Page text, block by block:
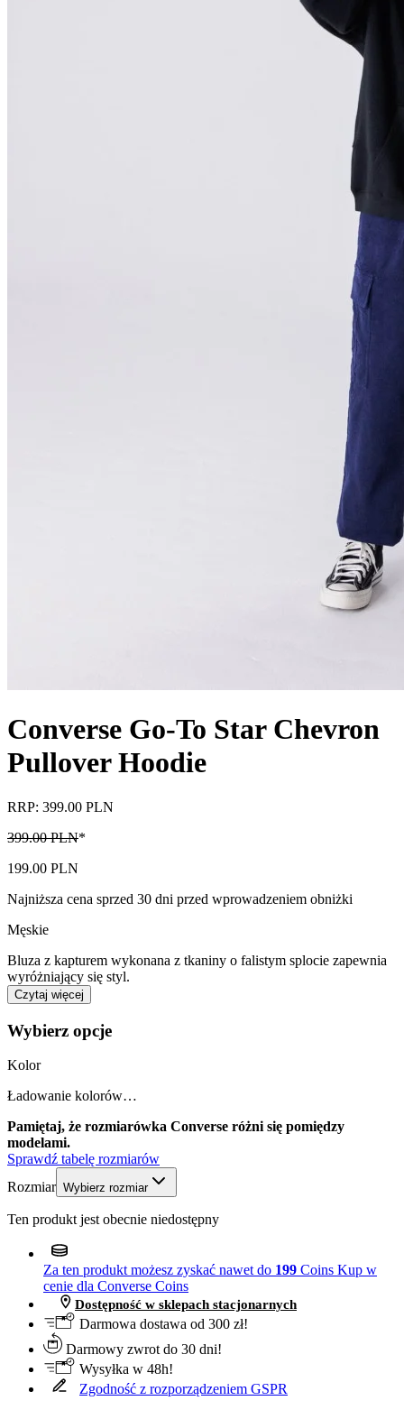
Converse Go-To Star Chevron
Pullover Hoodie
RRP: 399.00 PLN
399.00 PLN*
199.00 PLN
Najniższa cena sprzed 30 dni przed wprowadzeniem obniżki
Męskie
Bluza z kapturem wykonana z tkaniny o falistym splocie zapewnia
wyróżniający się styl.
Czytaj więcej
Wybierz opcje
Kolor
Ładowanie kolorów…
Pamiętaj, że rozmiarówka Converse różni się pomiędzy
modelami.
Sprawdź tabelę rozmiarów
Rozmiar Wybierz rozmiar
Ten produkt jest obecnie niedostępny
Za ten produkt możesz zyskać nawet do 199 Coins Kup w
cenie dla Converse Coins
Dostępność w sklepach stacjonarnych
Darmowa dostawa od 300 zł!
Darmowy zwrot do 30 dni!
Wysyłka w 48h!
Zgodność z rozporządzeniem GSPR